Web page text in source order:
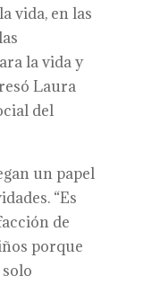
vida, en las
la vida y
Laura
del
un papel
“Es
de
porque